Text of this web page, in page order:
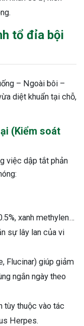
tổ đỉa bội
– Ngoài bôi –
diệt khuẩn tại chỗ,
(Kiểm soát
việc dập tắt phản
xanh methylen…
sự lây lan của vi
Flucinar) giúp giảm
ngắn ngày theo
tùy thuộc vào tác
Herpes.